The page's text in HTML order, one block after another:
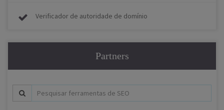
Verificador de autoridade de domínio
Partners